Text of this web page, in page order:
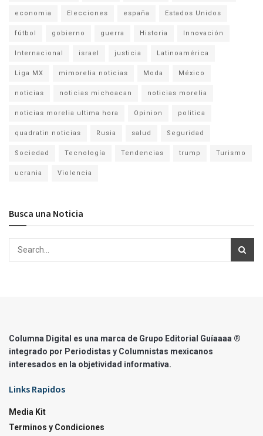
economia Elecciones españa Estados Unidos
fútbol gobierno guerra Historia Innovación
Internacional israel justicia Latinoamérica
Liga MX mimorelia noticias Moda México
noticias noticias michoacan noticias morelia
noticias morelia ultima hora Opinion politica
quadratin noticias Rusia salud Seguridad
Sociedad Tecnología Tendencias trump Turismo
ucrania Violencia
Busca una Noticia
Columna Digital es una marca de Grupo Editorial Guíaaaa ®
integrado por Periodistas y Columnistas mexicanos
interesados en la objetividad informativa.
Links Rapidos
Media Kit
Terminos y Condiciones